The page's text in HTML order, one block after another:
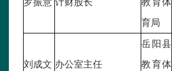
育局
刘成文 办公室主任
岳阳县
教育体